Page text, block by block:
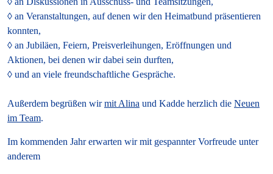
an Veranstaltungen, auf denen wir den Heimatbund präsentieren
konnten,
an Jubiläen, Feiern, Preisverleihungen, Eröffnungen und
Aktionen, bei denen wir dabei sein durften,
und an viele freundschaftliche Gespräche.
Außerdem begrüßen wirmit Alina und Kadde herzlich die Neuen
im Team.
Im kommenden Jahr erwarten wir mit gespannter Vorfreude unter
anderem